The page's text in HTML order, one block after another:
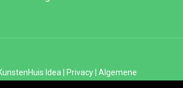
Idea | Privacy| Algemene